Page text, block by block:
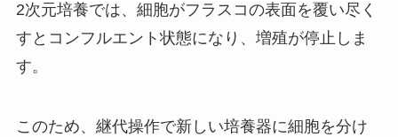
2次元培養では、細胞がフラスコの表面を覆い尽く
すとコンフルエント状態になり、増殖が停止しま
す。
このため、継代操作で新しい培養器に細胞を分け